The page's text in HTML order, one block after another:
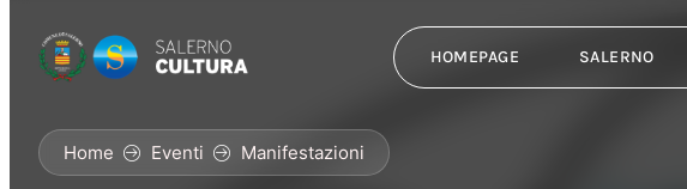
HOMEPAGE SALERNO
Home Eventi Manifestazioni